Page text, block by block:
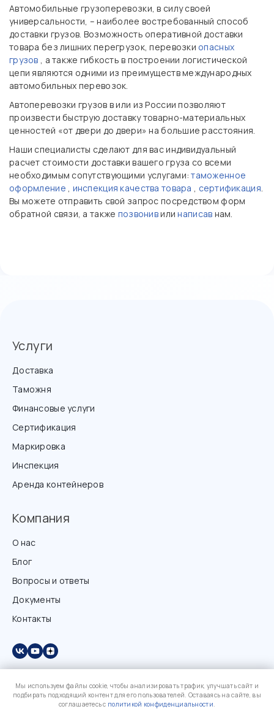
Автомобильные грузоперевозки, в силу своей
универсальности, – наиболее востребованный способ
доставки грузов. Возможность оперативной доставки
товара без лишних перегрузок, перевозки опасных
грузов , а также гибкость в построении логистической
цепи являются одними из преимуществ международных
автомобильных перевозок.
Автоперевозки грузов в или из России позволяют
произвести быструю доставку товарно-материальных
ценностей «от двери до двери» на большие расстояния.
Наши специалисты сделают для вас индивидуальный
расчет стоимости доставки вашего груза со всеми
необходимым сопутствующими услугами:таможенное
оформление , инспекция качества товара , сертификация.
Вы можете отправить свой запрос посредством форм
обратной связи, а также позвонивилинаписав нам.
Услуги
Доставка
Таможня
Финансовые услуги
Сертификация
Маркировка
Инспекция
Аренда контейнеров
Компания
О нас
Блог
Вопросы и ответы
Документы
Контакты
Мы используем файлы cookie, чтобы анализировать трафик, улучшать сайт и
подбирать подходящий контент для его пользователей. Оставаясь на сайте, вы
соглашаетесь с политикой конфиденциальности.